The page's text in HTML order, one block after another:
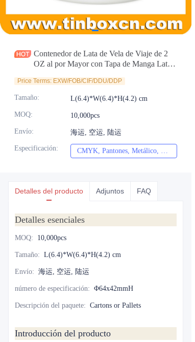
Contenedor de Lata de Vela de Viaje de 2
OZ al por Mayor con Tapa de Manga Lata
de Lata Vacía Sin Costuras
Price Terms: EXW/FOB/CIF/DDU/DDP
Tamaño: L(6.4)*W(6.4)*H(4.2) cm
MOQ: 10,000pcs
Envío: 海运, 空运, 陆运
Especificación: CMYK, Pantones, Metálico, Color directo, etc.
Detalles del producto Adjuntos FAQ
Detalles esenciales
MOQ: 10,000pcs
Tamaño: L(6.4)*W(6.4)*H(4.2) cm
Envío: 海运, 空运, 陆运
número de especificación: Φ64x42mmH
Descripción del paquete: Cartons or Pallets
Introducción del producto
Noticias